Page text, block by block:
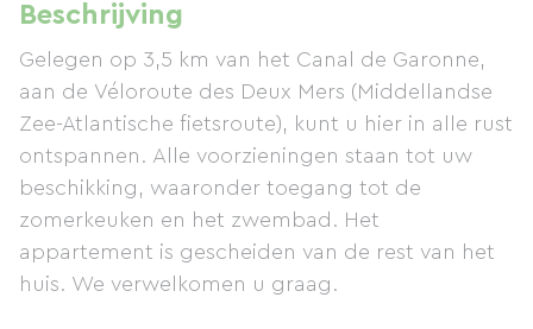
Beschrijving
Gelegen op 3,5 km van het Canal de Garonne,
aan de Véloroute des Deux Mers (Middellandse
Zee-Atlantische fietsroute), kunt u hier in alle rust
ontspannen. Alle voorzieningen staan ​​tot uw
beschikking, waaronder toegang tot de
zomerkeuken en het zwembad. Het
appartement is gescheiden van de rest van het
huis. We verwelkomen u graag.